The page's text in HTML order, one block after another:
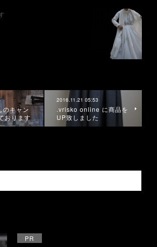
のキャン
おります
2016.11.21 05:53
.vrisko online に商品を
UP致しました
PR